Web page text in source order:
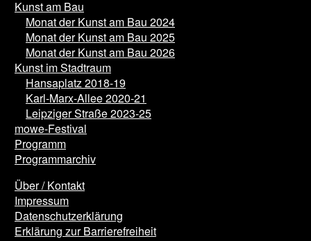
Kunst am Bau
Monat der Kunst am Bau 2024
Monat der Kunst am Bau 2025
Monat der Kunst am Bau 2026
Kunst im Stadtraum
Hansaplatz 2018-19
Karl-Marx-Allee 2020-21
Leipziger Straße 2023-25
mowe-Festival
Programm
Programmarchiv
Über / Kontakt
Impressum
Datenschutzerklärung
Erklärung zur Barrierefreiheit